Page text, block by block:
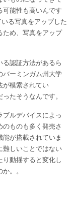
可能性も高いんです
る写真をアップした
ため、写真をアップ
認証方法があるら
バーミンガム州大学
が模索されてい
たそうなんです。
ルデバイスによっ
ものも多く発売さ
が搭載されていま
難しいことではない
動揺すると変化し
。。